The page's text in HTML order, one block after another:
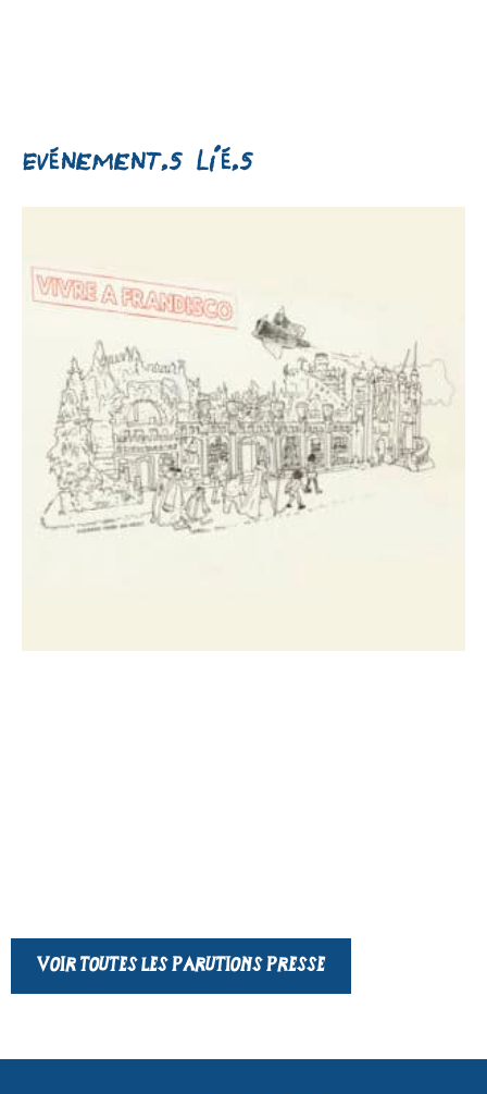
Evénement.s lié.s
Voir toutes les parutions presse